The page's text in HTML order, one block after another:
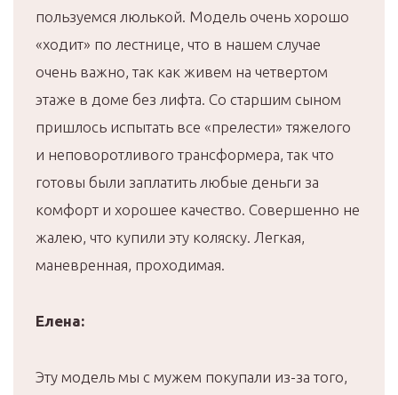
пользуемся люлькой. Модель очень хорошо
«ходит» по лестнице, что в нашем случае
очень важно, так как живем на четвертом
этаже в доме без лифта. Со старшим сыном
пришлось испытать все «прелести» тяжелого
и неповоротливого трансформера, так что
готовы были заплатить любые деньги за
комфорт и хорошее качество. Совершенно не
жалею, что купили эту коляску. Легкая,
маневренная, проходимая.
Елена:
Эту модель мы с мужем покупали из-за того,